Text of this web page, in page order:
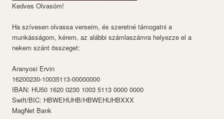
Kedves Olvasóm!
Ha szívesen olvassa verseim, és szeretné támogatni a
munkásságom, kérem, az alábbi számlaszámra helyezze el a
nekem szánt összeget:
Aranyosi Ervin
16200230-10035113-00000000
IBAN: HU50 1620 0230 1003 5113 0000 0000
Swift/BIC: HBWEHUHB/HBWEHUHBXXX
MagNet Bank